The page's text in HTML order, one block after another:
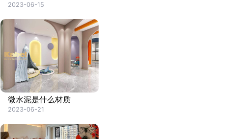
2023-06-15
微水泥是什么材质
2023-06-21